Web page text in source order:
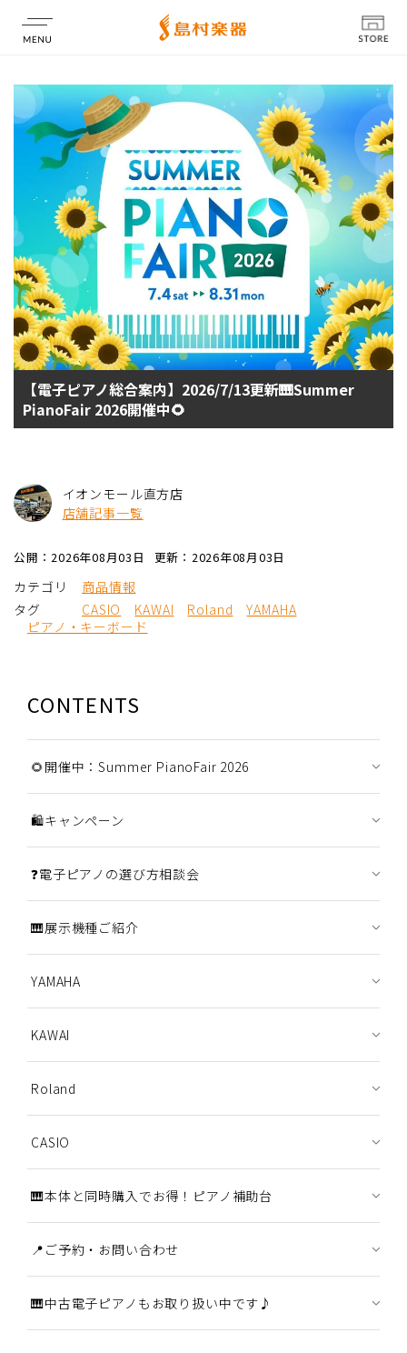
店舗情報
【電子ピアノ総合案内】2026/7/13更新🎹Summer
PianoFair 2026開催中🌻
イオンモール直方店
店舗記事一覧
公開：2026年08月03日 更新：2026年08月03日
カテゴリ
商品情報
タグ
CASIO KAWAI Roland
YAMAHA
ピアノ・キーボード
CONTENTS
🌻開催中：Summer PianoFair 2026
🛍️キャンペーン
❓電子ピアノの選び方相談会
🎹展示機種ご紹介
YAMAHA
KAWAI
Roland
CASIO
🎹本体と同時購入でお得！ピアノ補助台
📍ご予約・お問い合わせ
🎹中古電子ピアノもお取り扱い中です♪